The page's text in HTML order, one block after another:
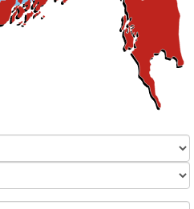
৫ আগস্ট, ২০২৬
চুক্তি হতে পারে আজ : মার্কিন অর্থমন...
৫ আগস্ট, ২০২৬
বিধ্বংসী বস্তু, পারমাণবিক বোমা দিয়ে করা
৫ আগস্ট, ২০২৬
রহস্যজনক মৃত্যু, সন্দেহের মুখে কীটনাশকের